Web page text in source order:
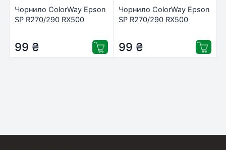
Чорнило ColorWay Epson
SP R270/290 RX500
99 ₴
Чорнило ColorWay Epson
SP R270/290 RX500
99 ₴